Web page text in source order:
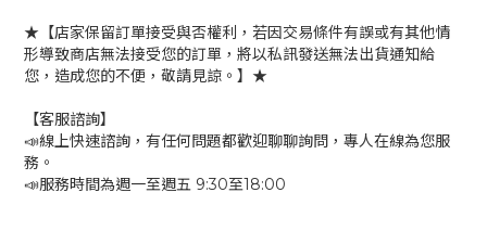
★【店家保留訂單接受與否權利，若因交易條件有誤或有其他情
形導致商店無法接受您的訂單，將以私訊發送無法出貨通知給
您，造成您的不便，敬請見諒。】★
【客服諮詢】
📣線上快速諮詢，有任何問題都歡迎聊聊詢問，專人在線為您服
務。
📣服務時間為週一至週五 9:30至18:00